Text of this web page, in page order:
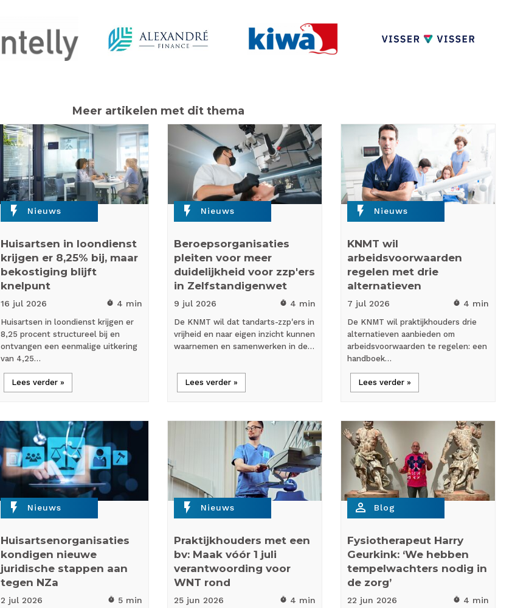
Meer artikelen met dit thema
flash_on Nieuws
Huisartsen in loondienst
krijgen er 8,25% bij, maar
bekostiging blijft
knelpunt
16 jul 2026 timer 4 min
Huisartsen in loondienst krijgen er
8,25 procent structureel bij en
ontvangen een eenmalige uitkering
van 4,25…
Lees verder »
flash_on Nieuws
Beroepsorganisaties
pleiten voor meer
duidelijkheid voor zzp'ers
in Zelfstandigenwet
9 jul 2026 timer 4 min
De KNMT wil dat tandarts-zzp'ers in
vrijheid en naar eigen inzicht kunnen
waarnemen en samenwerken in de…
Lees verder »
flash_on Nieuws
KNMT wil
arbeidsvoorwaarden
regelen met drie
alternatieven
7 jul 2026 timer 4 min
De KNMT wil praktijkhouders drie
alternatieven aanbieden om
arbeidsvoorwaarden te regelen: een
handboek…
Lees verder »
flash_on Nieuws
Huisartsenorganisaties
kondigen nieuwe
juridische stappen aan
tegen NZa
2 jul 2026 timer 5 min
flash_on Nieuws
Praktijkhouders met een
bv: Maak vóór 1 juli
verantwoording voor
WNT rond
25 jun 2026 timer 4 min
person_outline Blog
Fysiotherapeut Harry
Geurkink: ‘We hebben
tempelwachters nodig in
de zorg’
22 jun 2026 timer 4 min